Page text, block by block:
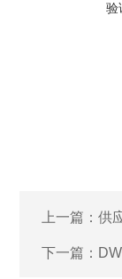
验
上一篇： 供
下一篇：